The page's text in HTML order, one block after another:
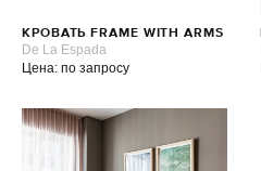
КРОВАТЬ FRAME WITH ARMS
De La Espada
Цена: по запросу